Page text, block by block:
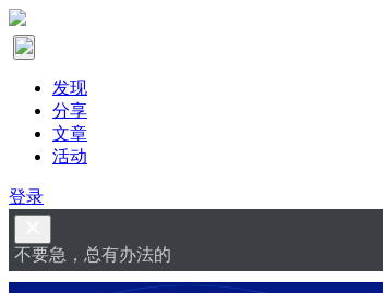
发现
分享
文章
活动
登录
不要急，总有办法的